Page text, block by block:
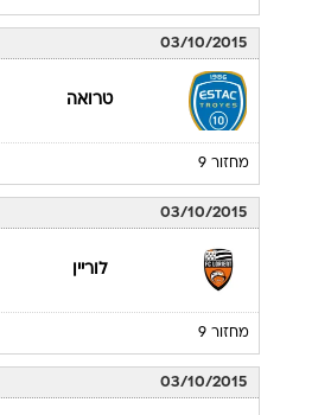
03/10/2015
טרואה
מחזור 9
03/10/2015
לוריין
מחזור 9
03/10/2015